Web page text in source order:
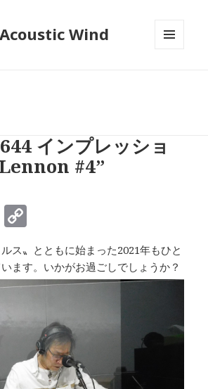
Wind
インプレッショ
#4”
Li
o
p
y
n
k
ルス〟とともに始まった2021年もひと
ます。いかがお過ごしでしょうか？